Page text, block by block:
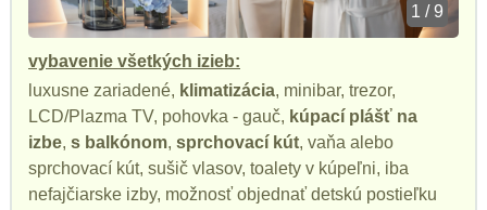
1 / 9
vybavenie všetkých izieb:
luxusne zariadené, klimatizácia, minibar, trezor,
LCD/Plazma TV, pohovka - gauč, kúpací plášť na
izbe, s balkónom, sprchovací kút, vaňa alebo
sprchovací kút, sušič vlasov, toalety v kúpeľni, iba
nefajčiarske izby, možnosť objednať detskú postieľku